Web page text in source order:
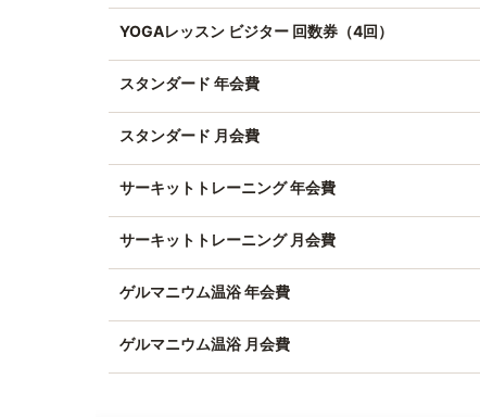
YOGAレッスン ビジター 回数券（4回）
スタンダード 年会費
スタンダード 月会費
サーキットトレーニング 年会費
サーキットトレーニング 月会費
ゲルマニウム温浴 年会費
ゲルマニウム温浴 月会費